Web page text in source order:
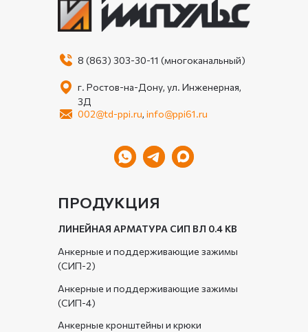
Анкерные кронштейны и крюки
Анкерные и поддерживающие зажимы
(СИП-4)
Анкерные и поддерживающие зажимы
(СИП-2)
ЛИНЕЙНАЯ АРМАТУРА СИП ВЛ 0.4 КВ
ПРОДУКЦИЯ
002@td-ppi.ru, info@ppi61.ru
г. Ростов-на-Дону, ул. Инженерная,
3Д
8 (863) 303-30-11 (многоканальный)